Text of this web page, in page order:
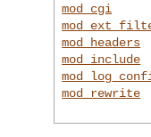
mod_cgi
mod_headers
mod_include
mod_rewrite